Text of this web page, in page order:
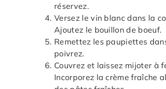
réservez.
Versez le vin blanc dans la
Ajoutez le bouillon de boeuf.
Remettez les paupiettes
poivrez.
Couvrez et laissez mijoter à
Incorporez la crème fraîche